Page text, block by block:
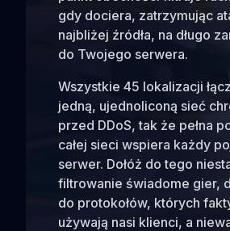
gdy dociera, zatrzymując
najbliżej źródła, na długo
do Twojego serwera.
Wszystkie 45 lokalizacji
jedną, ujednoliconą sieć
przed DDoS, tak że pełna
całej sieci wspiera każdy
serwer. Dołóż do tego
filtrowanie świadome gier,
do protokołów, których
używają nasi klienci, a